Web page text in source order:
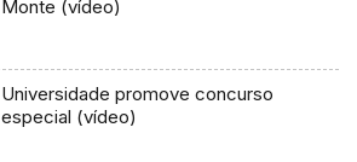
Monte (vídeo)
Universidade promove concurso
especial (vídeo)